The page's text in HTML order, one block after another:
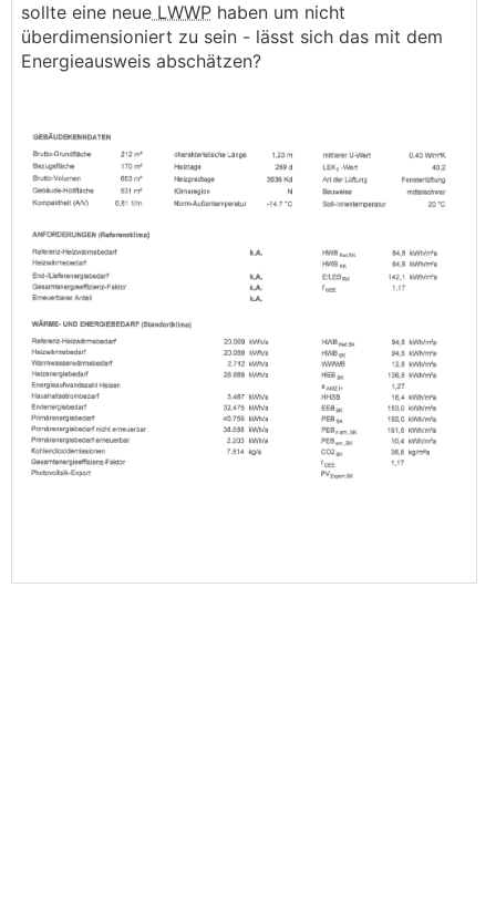
sollte eine neue LWWP haben um nicht
überdimensioniert zu sein - lässt sich das mit dem
Energieausweis abschätzen?